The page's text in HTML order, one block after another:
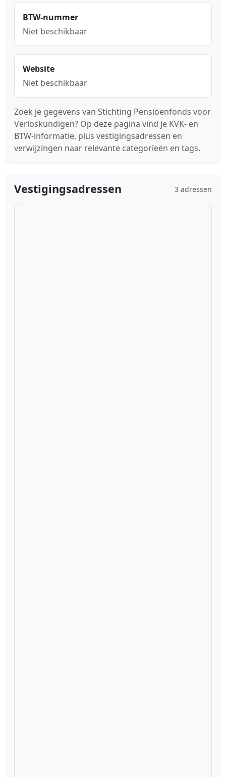
BTW-nummer
Niet beschikbaar
Website
Niet beschikbaar
Zoek je gegevens van Stichting Pensioenfonds voor
Verloskundigen? Op deze pagina vind je KVK- en
BTW-informatie, plus vestigingsadressen en
verwijzingen naar relevante categorieën en tags.
Vestigingsadressen 3 adressen